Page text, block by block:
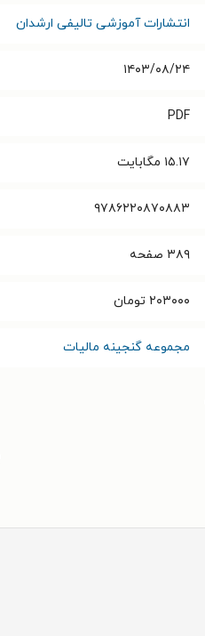
انتشارات آموزشی تالیفی ارشدان
۱۴۰۳/۰۸/۲۴
PDF
۱۵.۱۷ مگابایت
۹۷۸۶۲۲۰۸۷۰۸۸۳
۳۸۹ صفحه
۲۰۳۰۰۰ تومان
مجموعه گنجینه مالیات